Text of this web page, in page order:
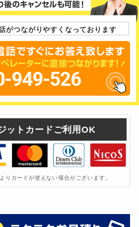
949-526
がつながりやすくなっております
ットカードご利用OK
カードが使えない場合がございます。